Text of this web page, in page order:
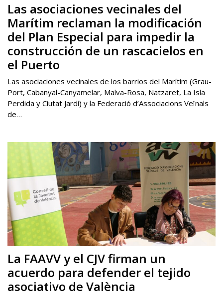
Las asociaciones vecinales del
Marítim reclaman la modificación
del Plan Especial para impedir la
construcción de un rascacielos en
el Puerto
Las asociaciones vecinales de los barrios del Marítim (Grau-
Port, Cabanyal-Canyamelar, Malva-Rosa, Natzaret, La Isla
Perdida y Ciutat Jardí) y la Federació d’Associacions Veïnals
de…
La FAAVV y el CJV firman un
acuerdo para defender el tejido
asociativo de València